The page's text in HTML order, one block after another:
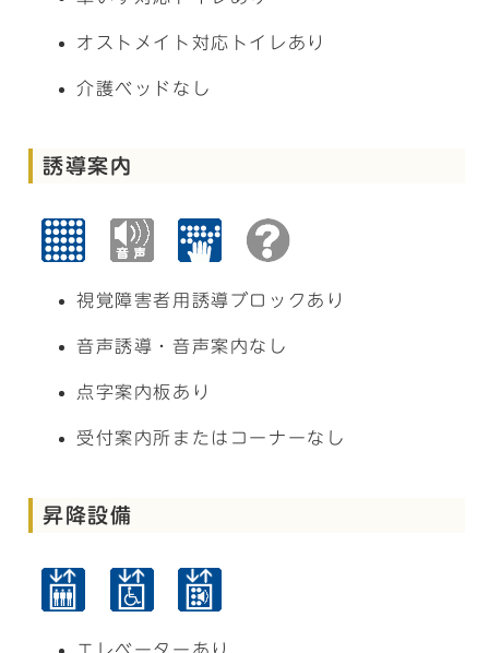
オストメイト対応トイレあり
介護ベッドなし
誘導案内
視覚障害者用誘導ブロックあり
音声誘導・音声案内なし
点字案内板あり
受付案内所またはコーナーなし
昇降設備